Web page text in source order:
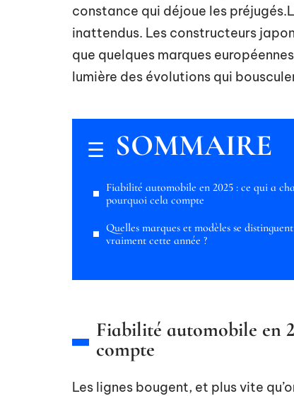
constance qui déjoue les
inattendus. Les constructeurs
que quelques marques
lumière des évolutions qui
SOMMAIRE
Fiabilité automobile en 2025 : ce qui a
pourquoi cela compte
Quelles marques et modèles se distinguent
vraiment cette année ?
Fiabilité automobile en
compte
Les lignes bougent, et plus vite